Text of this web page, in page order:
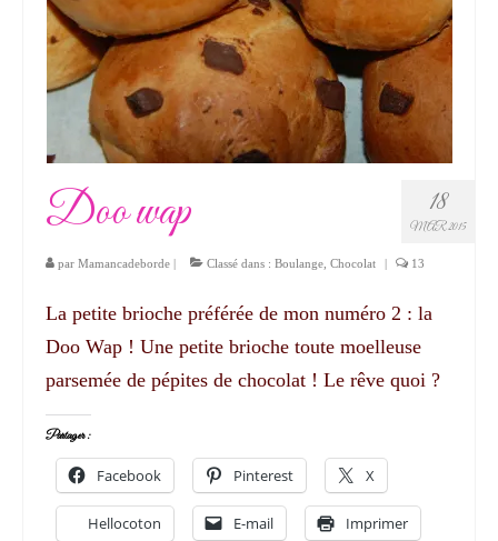
18
MAR 2015
Doo wap
par Mamancadeborde | Classé dans : Boulange Chocolat | 13
La petite brioche préférée de mon numéro 2 : la
Doo Wap ! Une petite brioche toute moelleuse
parsemée de pépites de chocolat ! Le rêve quoi ?
Partager :
Facebook Pinterest X
Hellocoton E-mail Imprimer